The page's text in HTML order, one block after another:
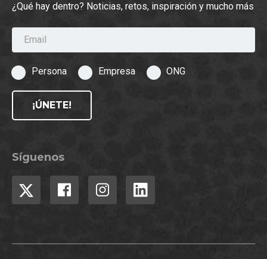
¿Qué hay dentro? Noticias, retos, inspiración y mucho más
Email
Persona Empresa ONG
¡ÚNETE!
Síguenos